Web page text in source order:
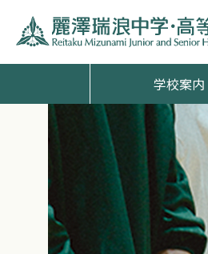
学校案内